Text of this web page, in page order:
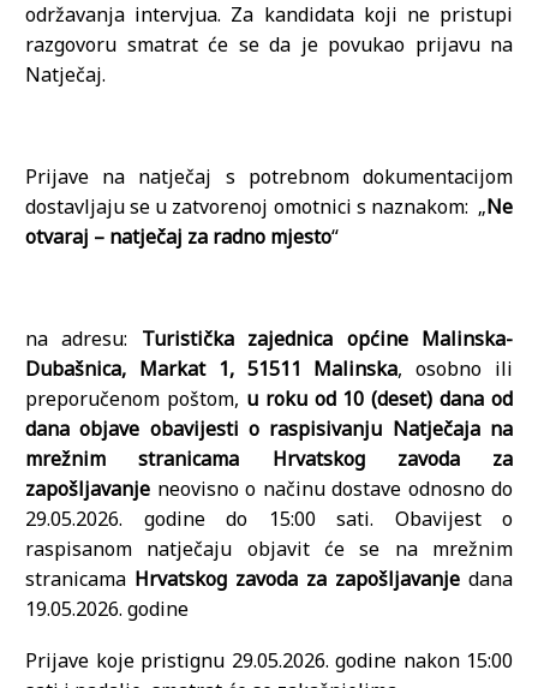
održavanja intervjua. Za kandidata koji ne pristupi
razgovoru smatrat će se da je povukao prijavu na
Natječaj.
Prijave na natječaj s potrebnom dokumentacijom
dostavljaju se u zatvorenoj omotnici s naznakom: „Ne
otvaraj – natječaj za radno mjesto“
na adresu: Turistička zajednica općine Malinska-
Dubašnica, Markat 1, 51511 Malinska, osobno ili
preporučenom poštom, u roku od 10 (deset) dana od
dana objave obavijesti o raspisivanju Natječaja na
mrežnim stranicama Hrvatskog zavoda za
zapošljavanje neovisno o načinu dostave odnosno do
29.05.2026. godine do 15:00 sati. Obavijest o
raspisanom natječaju objavit će se na mrežnim
stranicama Hrvatskog zavoda za zapošljavanje dana
19.05.2026. godine
Prijave koje pristignu 29.05.2026. godine nakon 15:00